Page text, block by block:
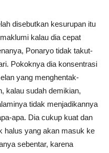
disebutkan kesurupan itu
kalau dia cepat
Ponaryo tidak takut-
Pokoknya dia konsentrasi
yang menghentak-
kalau sudah demikian,
tidak menjadikannya
apa. Dia cukup kuat dan
halus yang akan masuk ke
sebentar, karena